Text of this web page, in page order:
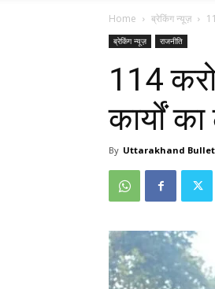
Home ब्रेकिंग न्यूज़
ब्रेकिंग न्यूज़ राजनीति
114
कार्यों
By Uttarakhand